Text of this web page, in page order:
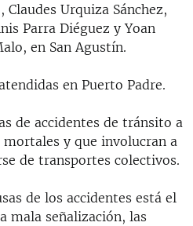
Claudes Urquiza Sánchez,
Parra Diéguez y Yoan
en San Agustín.
en Puerto Padre.
de accidentes de tránsito a
y que involucran a
de transportes colectivos.
de los accidentes está el
mala señalización, las